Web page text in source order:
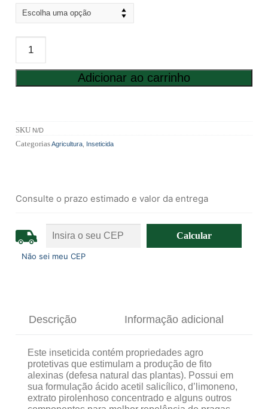
Adicionar ao carrinho
SKU N/D
CategoriasAgricultura Inseticida
Consulte o prazo estimado e valor da entrega
Não sei meu CEP
Descrição Informação adicional
Este inseticida contém propriedades agro
protetivas que estimulam a produção de fito
alexinas (defesa natural das plantas). Possui em
sua formulação ácido acetil salicílico, d’limoneno,
extrato pirolenhoso concentrado e alguns outros